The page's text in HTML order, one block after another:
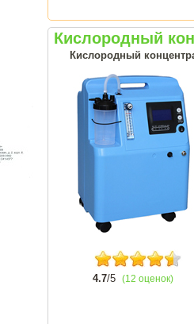
Кислородный
Кислородный
4.7/5 (12 оценок)